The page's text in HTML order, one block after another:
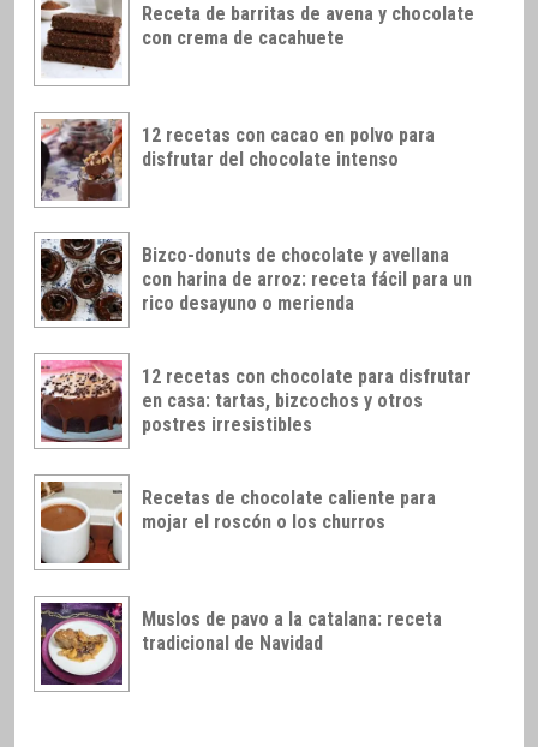
Receta de barritas de avena y chocolate
con crema de cacahuete
12 recetas con cacao en polvo para
disfrutar del chocolate intenso
Bizco-donuts de chocolate y avellana
con harina de arroz: receta fácil para un
rico desayuno o merienda
12 recetas con chocolate para disfrutar
en casa: tartas, bizcochos y otros
postres irresistibles
Recetas de chocolate caliente para
mojar el roscón o los churros
Muslos de pavo a la catalana: receta
tradicional de Navidad